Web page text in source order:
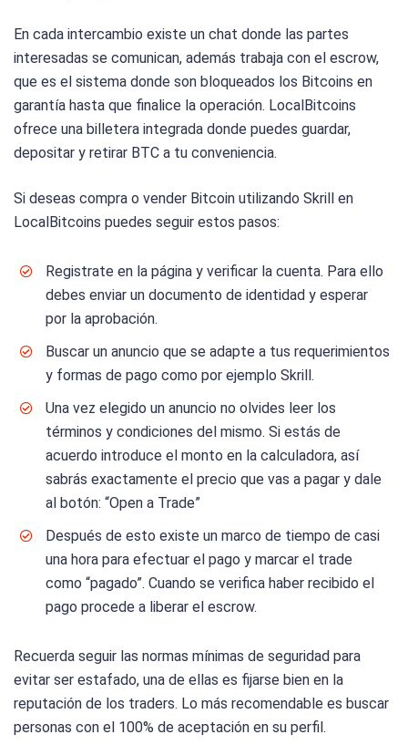
En cada intercambio existe un chat donde las partes
interesadas se comunican, además trabaja con el escrow,
que es el sistema donde son bloqueados los Bitcoins en
garantía hasta que finalice la operación. LocalBitcoins
ofrece una billetera integrada donde puedes guardar,
depositar y retirar BTC a tu conveniencia.
Si deseas compra o vender Bitcoin utilizando Skrill en
LocalBitcoins puedes seguir estos pasos:
Registrate en la página y verificar la cuenta. Para ello
debes enviar un documento de identidad y esperar
por la aprobación.
Buscar un anuncio que se adapte a tus requerimientos
y formas de pago como por ejemplo Skrill.
Una vez elegido un anuncio no olvides leer los
términos y condiciones del mismo. Si estás de
acuerdo introduce el monto en la calculadora, así
sabrás exactamente el precio que vas a pagar y dale
al botón: “Open a Trade”
Después de esto existe un marco de tiempo de casi
una hora para efectuar el pago y marcar el trade
como “pagado”. Cuando se verifica haber recibido el
pago procede a liberar el escrow.
Recuerda seguir las normas mínimas de seguridad para
evitar ser estafado, una de ellas es fijarse bien en la
reputación de los traders. Lo más recomendable es buscar
personas con el 100% de aceptación en su perfil.